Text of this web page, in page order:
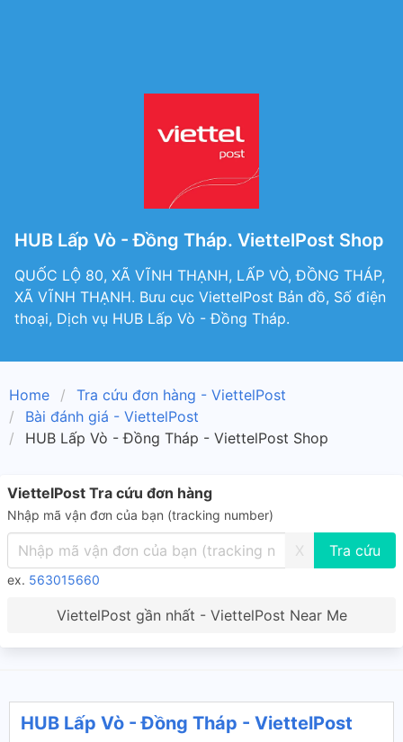
HUB Lấp Vò - Đồng Tháp. ViettelPost Shop
QUỐC LỘ 80, XÃ VĨNH THẠNH, LẤP VÒ, ĐỒNG THÁP,
XÃ VĨNH THẠNH. Bưu cục ViettelPost Bản đồ, Số điện
thoại, Dịch vụ HUB Lấp Vò - Đồng Tháp.
Home
Tra cứu đơn hàng - ViettelPost
Bài đánh giá - ViettelPost
HUB Lấp Vò - Đồng Tháp - ViettelPost Shop
ViettelPost Tra cứu đơn hàng
Nhập mã vận đơn của bạn (tracking number)
X
ex. 563015660
ViettelPost gần nhất - ViettelPost Near Me
HUB Lấp Vò - Đồng Tháp - ViettelPost